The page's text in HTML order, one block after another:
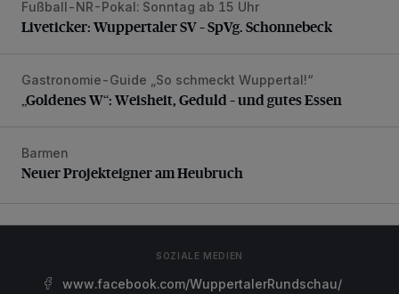
Liveticker: Wuppertaler SV – SpVg. Schonnebeck
Fußball-NR-Pokal: Sonntag ab 15 Uhr
Liveticker: Wuppertaler SV – SpVg. Schonnebeck
„Goldenes W“: Weisheit, Geduld – und gutes Essen
Gastronomie-Guide „So schmeckt Wuppertal!“
„Goldenes W“: Weisheit, Geduld – und gutes Essen
Neuer Projekteigner am Heubruch
Barmen
Neuer Projekteigner am Heubruch
SOZIALE MEDIEN
www.facebook.com/WuppertalerRundschau/